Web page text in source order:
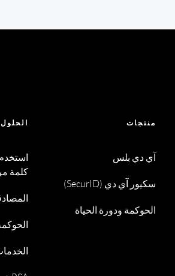
منتجات
آي دي بلس
سكيور آي دي (SecurID)
الحوكمة ودورة الحياة
الحلول
كلمة